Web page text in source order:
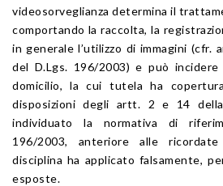
videosorveglianza determina il
comportando la raccolta, la
in generale l’utilizzo di immagini (cfr.
del D.Lgs. 196/2003) e può incidere
domicilio, la cui tutela ha
disposizioni degli artt. 2 e 14
individuato la normativa di
196/2003, anteriore alle
disciplina ha applicato falsamente,
esposte.